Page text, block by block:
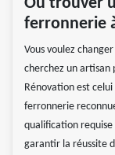
ferronnerie
Vous voulez
cherchez un
Rénovation est
ferronnerie
qualification
garantir la réussite